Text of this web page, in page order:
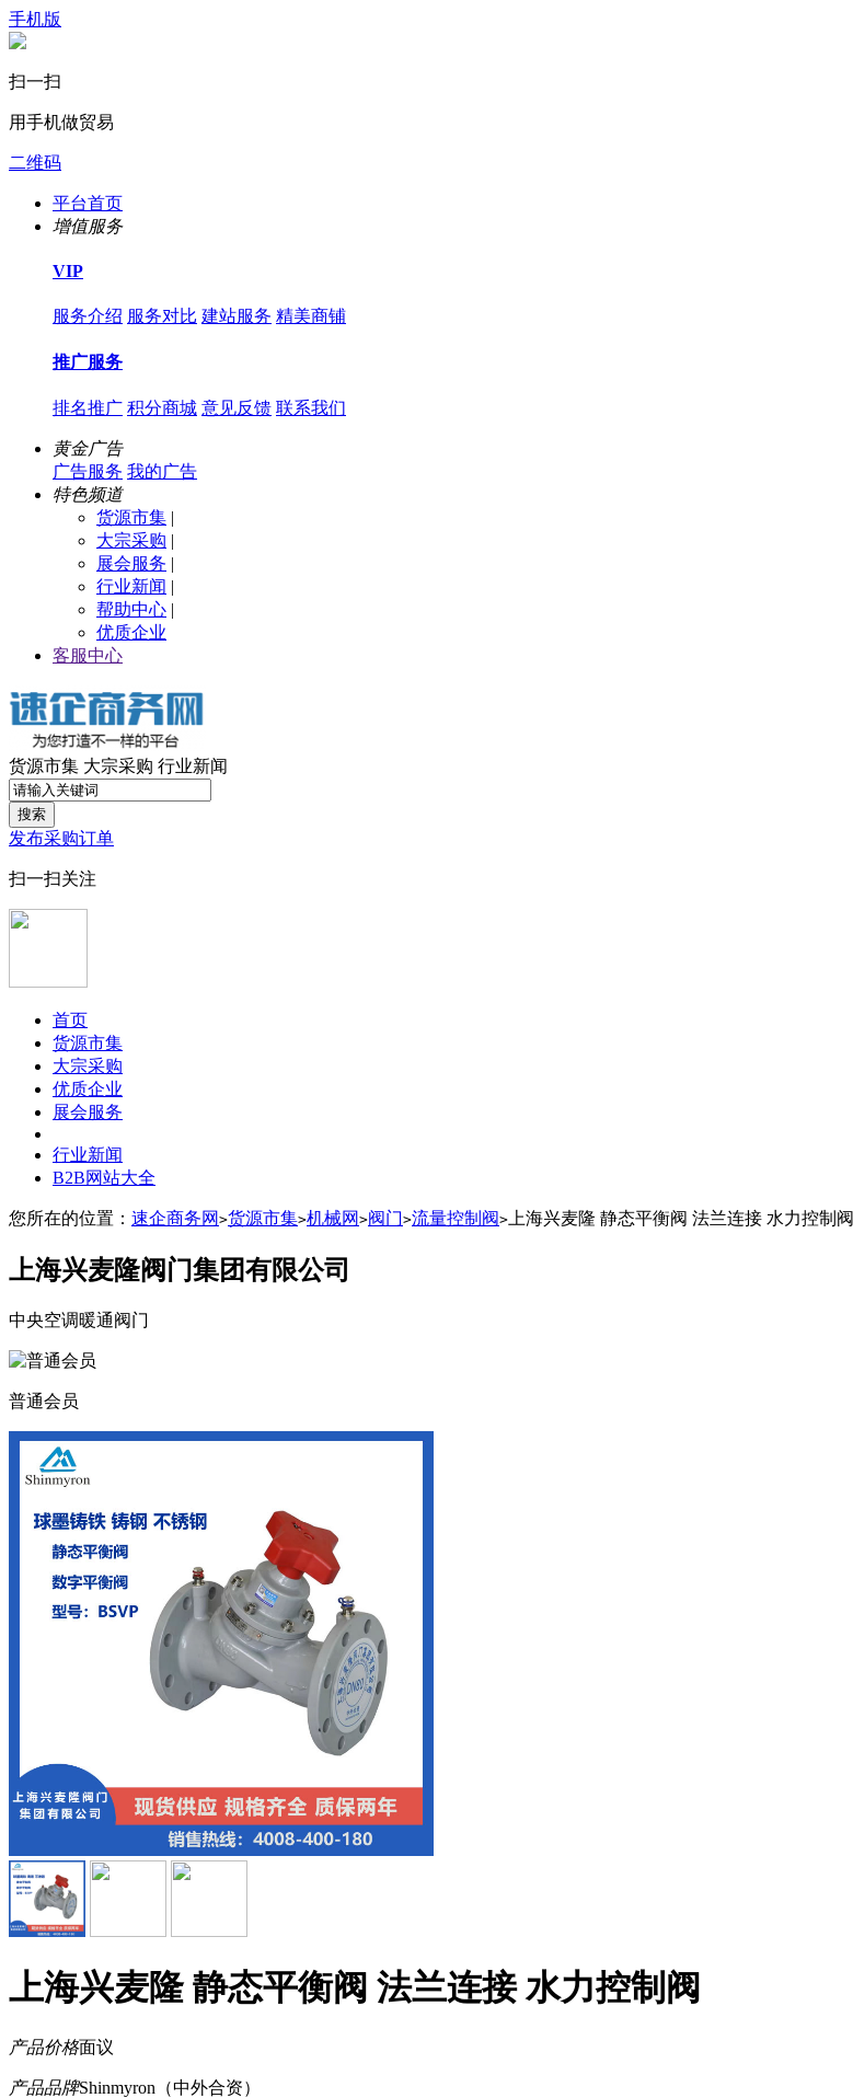
手机版
扫一扫
用手机做贸易
二维码
平台首页
增值服务
VIP
服务介绍 服务对比 建站服务 精美商铺
推广服务
排名推广 积分商城 意见反馈 联系我们
黄金广告
广告服务 我的广告
特色频道
货源市集 |
大宗采购 |
展会服务 |
行业新闻 |
帮助中心 |
优质企业
客服中心
货源市集 大宗采购 行业新闻
搜索
发布采购订单
扫一扫关注
首页
货源市集
大宗采购
优质企业
展会服务
行业新闻
B2B网站大全
您所在的位置： 速企商务网 >货源市集>机械网 >阀门>流量控制阀> 上海兴麦隆 静态平衡阀 法兰连接 水力控制阀
上海兴麦隆阀门集团有限公司
中央空调暖通阀门
普通会员
上海兴麦隆 静态平衡阀 法兰连接 水力控制阀
产品价格面议
产品品牌Shinmyron（中外合资）